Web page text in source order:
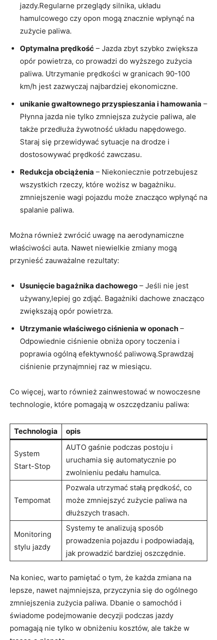
jazdy.Regularne ⁢przeglądy silnika,‌ układu
hamulcowego czy ‍opon mogą znacznie ⁤wpłynąć na
zużycie paliwa.
Optymalna⁣ prędkość ⁤– Jazda zbyt szybko zwiększa
opór powietrza, co prowadzi do ⁣wyższego zużycia
paliwa. Utrzymanie ‌prędkości w granicach 90-100
km/h jest zazwyczaj ⁤najbardziej⁤ ekonomiczne.
unikanie​ gwałtownego przyspieszania i hamowania –
Płynna jazda⁣ nie tylko zmniejsza zużycie paliwa, ale
także przedłuża żywotność układu napędowego.
Staraj się⁤ przewidywać sytuacje⁤ na drodze ⁢i
dostosowywać prędkość zawczasu.
Redukcja obciążenia – ‌Niekoniecznie potrzebujesz
wszystkich rzeczy, które wożisz w bagażniku.
zmniejszenie wagi pojazdu może znacząco wpłynąć ⁤na
spalanie paliwa.
Można ⁤również‍ zwrócić uwagę⁢ na‍ aerodynamiczne
właściwości auta. Nawet ‍niewielkie zmiany mogą
⁤przynieść ⁤zauważalne​ rezultaty:
Usunięcie bagażnika ‍dachowego – Jeśli nie jest
używany,lepiej go zdjąć. ⁣Bagażniki dachowe ‍znacząco​
zwiększają opór powietrza.
Utrzymanie właściwego ciśnienia w oponach –
Odpowiednie ciśnienie obniża‌ opory ⁣toczenia i
poprawia ogólną efektywność ​paliwową.Sprawdzaj
ciśnienie przynajmniej raz w miesiącu.
Co więcej, warto również zainwestować w nowoczesne
‌technologie, które⁢ pomagają w oszczędzaniu‍ paliwa:
Technologia opis
System‌
Start-Stop
AUTO​ gaśnie ⁣podczas postoju i
uruchamia się automatycznie po
zwolnieniu pedału hamulca.
Tempomat
Pozwala utrzymać‌ stałą prędkość, co
może zmniejszyć​ zużycie ⁤paliwa‍ na
dłuższych trasach.
Monitoring
stylu jazdy
Systemy te analizują sposób
prowadzenia​ pojazdu i‌ podpowiadają,
jak prowadzić bardziej​ oszczędnie.
Na ​koniec, warto pamiętać⁤ o tym, ⁢że każda zmiana na
lepsze, nawet najmniejsza, ⁤przyczynia ​się do ‍ogólnego
zmniejszenia ‍zużycia paliwa. Dbanie o‌ samochód⁢ i
świadome‌ podejmowanie decyzji podczas jazdy
pomagają nie tylko w obniżeniu‌ kosztów, ale także w